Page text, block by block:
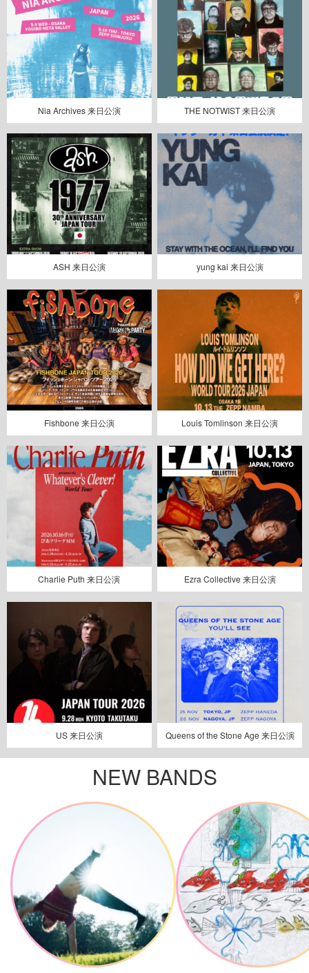
Nia Archives 来日公演 THE NOTWIST 来日公演
ASH 来日公演 yung kai 来日公演
Fishbone 来日公演 Louis Tomlinson 来日公演
Charlie Puth 来日公演 Ezra Collective 来日公演
US 来日公演 Queens of the Stone Age 来日公演
NEW BANDS